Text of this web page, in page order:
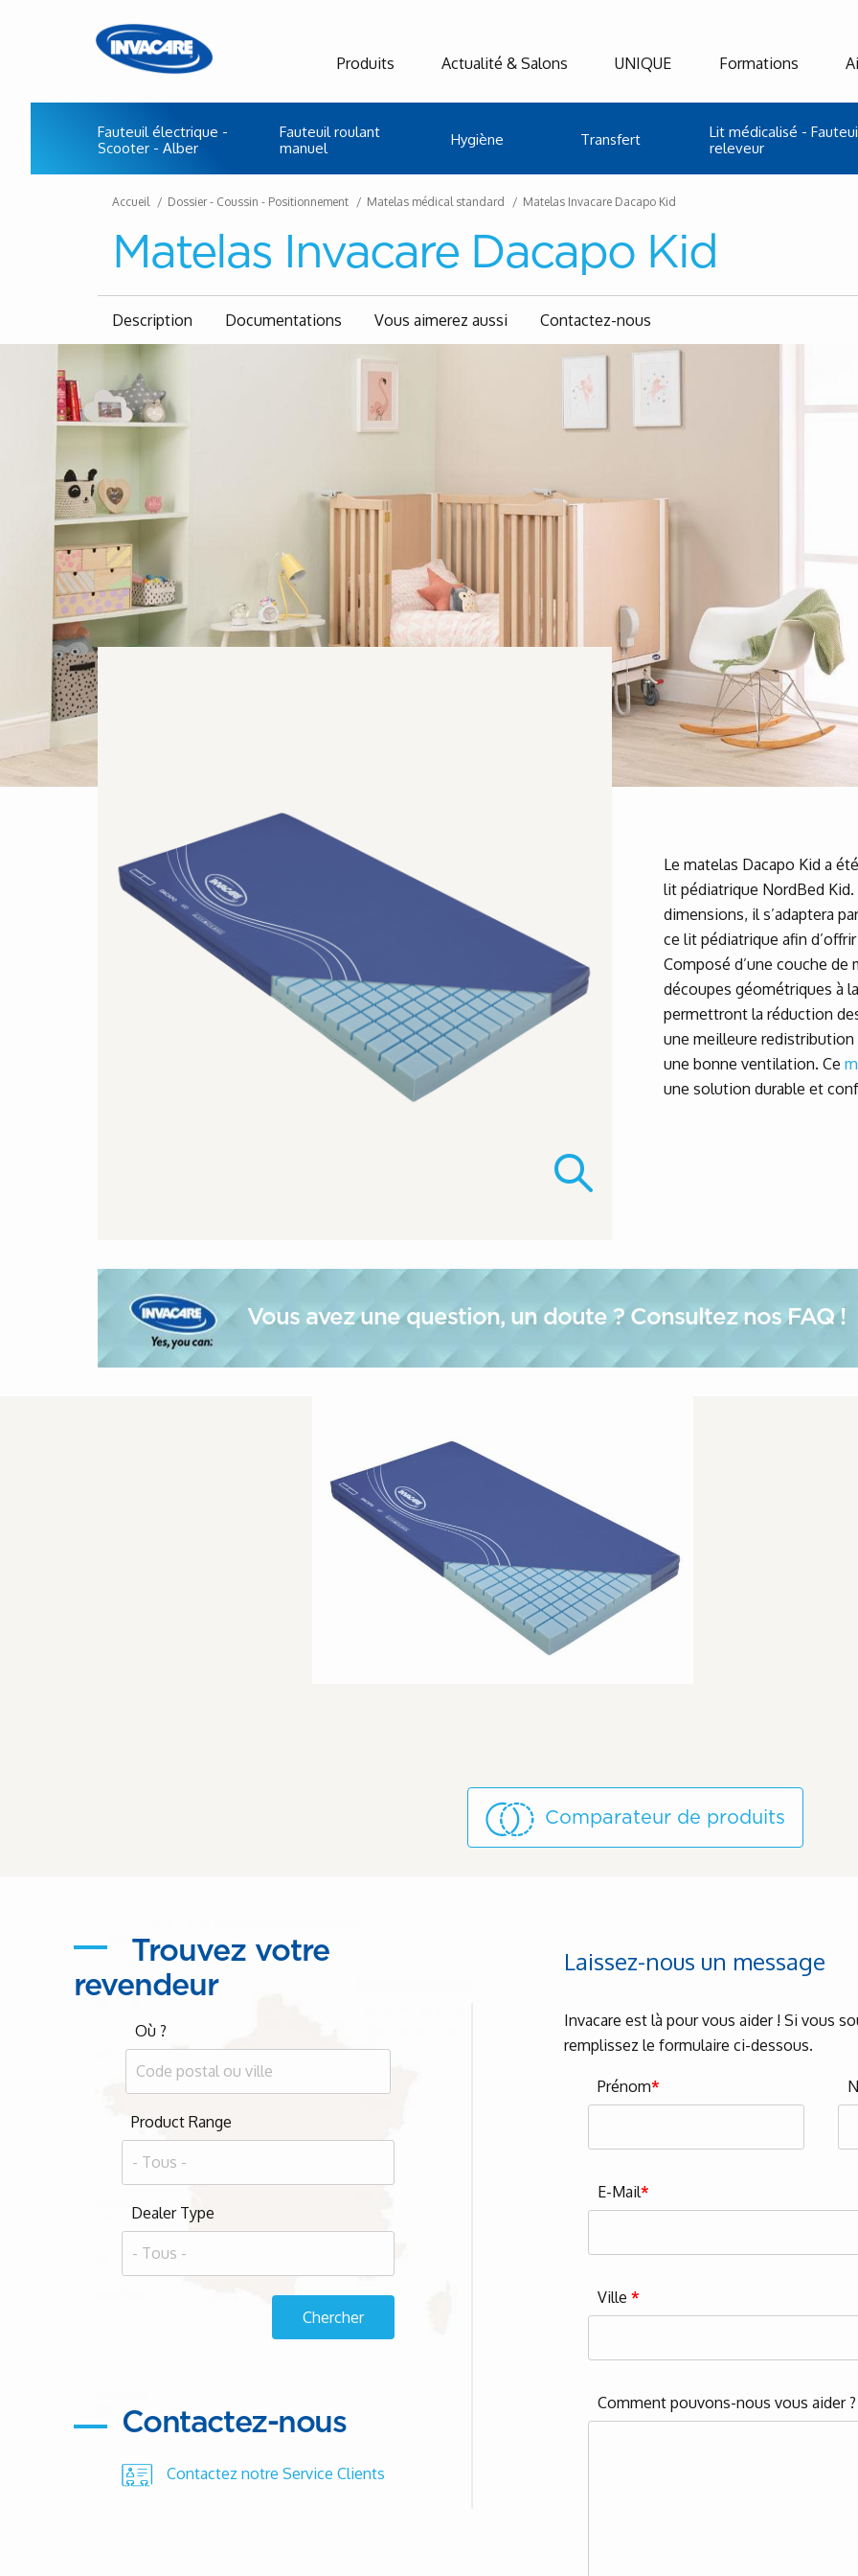
Produits
Fauteuil électrique -
Scooter - Alber
Fauteuil roulant
manuel
Hygiène Transfert
Lit médicalisé -
releveur
Actualité & Salons UNIQUE Formations
Accueil Dossier - Coussin - Positionnement Matelas médical standard Matelas Invacare Dacapo Kid
Matelas Invacare Dacapo Kid
Description Documentations Vous aimerez aussi Contactez-nous
Le matelas Dacapo Kid a
lit pédiatrique NordBed
dimensions, il s’adaptera
ce lit pédiatrique afin
Composé d’une couche
découpes géométriques à
permettront la réduction
une meilleure
une bonne ventilation. Ce
une solution durable et
Vous avez une question, un doute ? Consultez nos FAQ !
Comparateur de produits
Trouvez votre
revendeur
Où ?
Product Range
Dealer Type
Contactez-nous
Contactez notre Service Clients
Laissez-nous un message
Invacare est là pour vous aider ! Si vous
remplissez le formulaire ci-dessous.
Prénom*
E-Mail*
Ville*
Comment pouvons-nous vous aider